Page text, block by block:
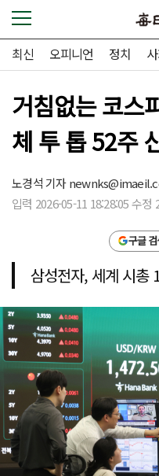
최신 오피니언 정치
거침없는 코
체 투 톱 52주
노경석 기자
입력 2026-05-11 18:28:05 수정
구글
삼성전자, 세계 시총